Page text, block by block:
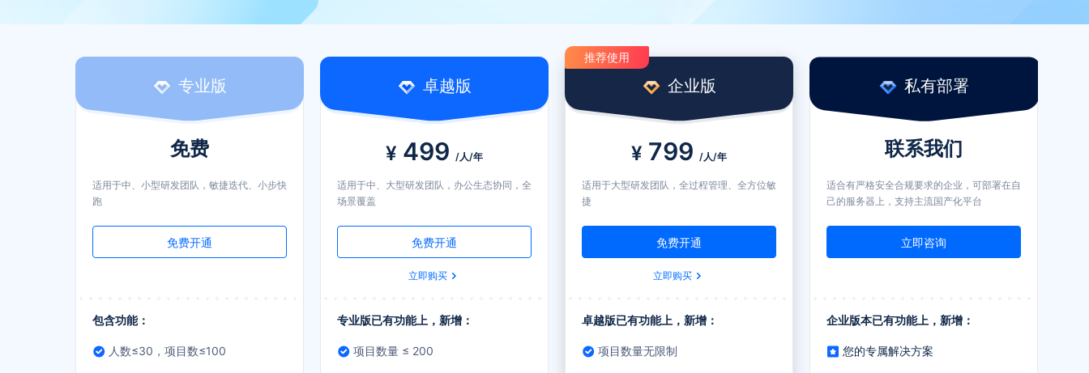
专业版
免费
适用于中、小型研发团队，敏捷迭代、小步快
跑
免费开通
包含功能：
人数≤30，项目数≤100
卓越版
¥ 499 /人/年
适用于中、大型研发团队，办公生态协同，全
场景覆盖
免费开通
立即购买
专业版已有功能上，新增：
项目数量 ≤ 200
推荐使用
企业版
¥ 799 /人/年
适用于大型研发团队，全过程管理、全方位敏
捷
免费开通
立即购买
卓越版已有功能上，新增：
项目数量无限制
私有部署
联系我们
适合有严格安全合规要求的企业，可部署在自
己的服务器上，支持主流国产化平台
立即咨询
企业版本已有功能上，新增：
您的专属解决方案